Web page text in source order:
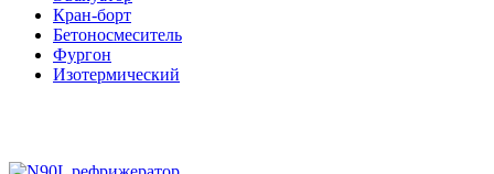
Кран-борт
Бетоносмеситель
Фургон
Изотермический